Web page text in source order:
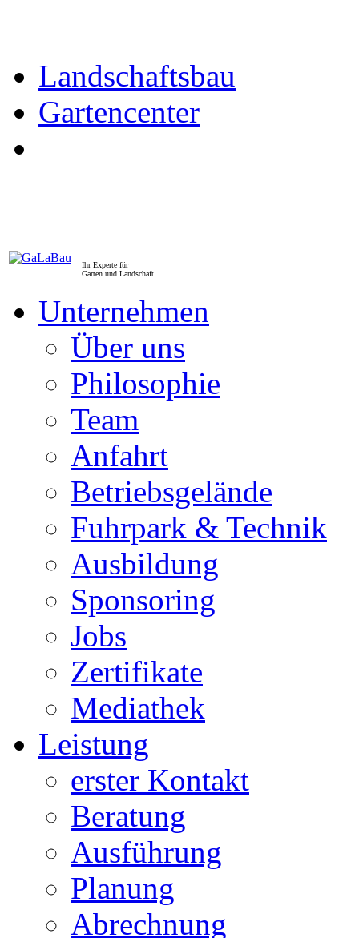
Landschaftsbau
Gartencenter
Ihr Experte für
Garten und Landschaft
Unternehmen
Über uns
Philosophie
Team
Anfahrt
Betriebsgelände
Fuhrpark & Technik
Ausbildung
Sponsoring
Jobs
Zertifikate
Mediathek
Leistung
erster Kontakt
Beratung
Ausführung
Planung
Abrechnung